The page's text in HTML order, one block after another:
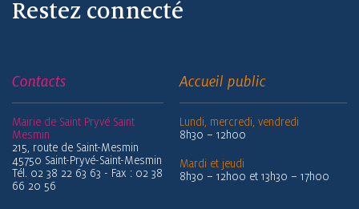
Restez connecté
Contacts
Mairie de Saint Pryvé Saint
Mesmin
215, route de Saint-Mesmin
45750 Saint-Pryvé-Saint-Mesmin
Tél. 02 38 22 63 63 - Fax : 02 38
66 20 56
Accueil public
Lundi, mercredi, vendredi
8h30 – 12h00
Mardi et jeudi
8h30 – 12h00 et 13h30 – 17h00